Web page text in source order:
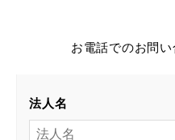
お電話でのお問
法人名